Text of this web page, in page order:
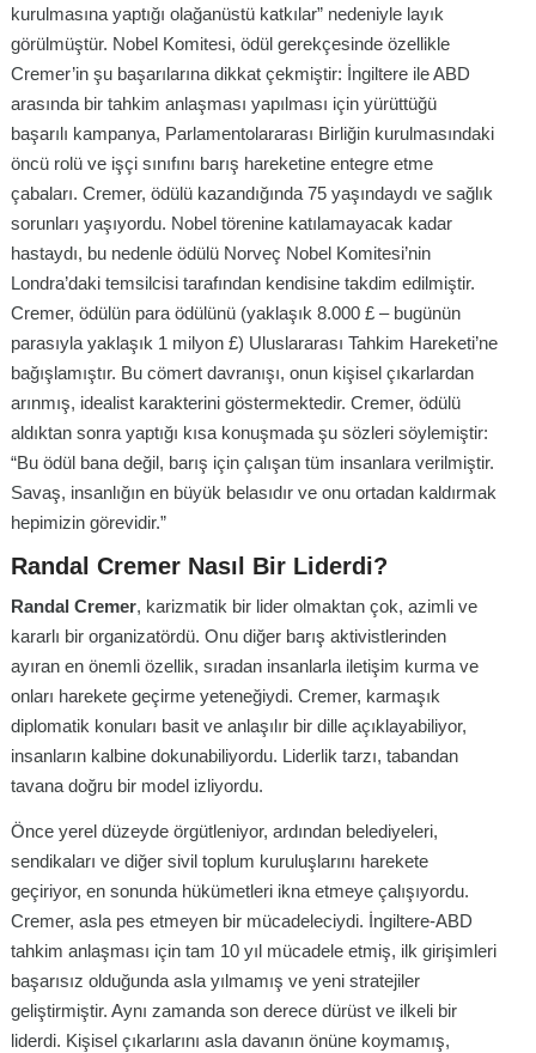
kurulmasına yaptığı olağanüstü katkılar” nedeniyle layık
görülmüştür. Nobel Komitesi, ödül gerekçesinde özellikle
Cremer’in şu başarılarına dikkat çekmiştir: İngiltere ile ABD
arasında bir tahkim anlaşması yapılması için yürüttüğü
başarılı kampanya, Parlamentolararası Birliğin kurulmasındaki
öncü rolü ve işçi sınıfını barış hareketine entegre etme
çabaları. Cremer, ödülü kazandığında 75 yaşındaydı ve sağlık
sorunları yaşıyordu. Nobel törenine katılamayacak kadar
hastaydı, bu nedenle ödülü Norveç Nobel Komitesi’nin
Londra’daki temsilcisi tarafından kendisine takdim edilmiştir.
Cremer, ödülün para ödülünü (yaklaşık 8.000 £ – bugünün
parasıyla yaklaşık 1 milyon £) Uluslararası Tahkim Hareketi’ne
bağışlamıştır. Bu cömert davranışı, onun kişisel çıkarlardan
arınmış, idealist karakterini göstermektedir. Cremer, ödülü
aldıktan sonra yaptığı kısa konuşmada şu sözleri söylemiştir:
“Bu ödül bana değil, barış için çalışan tüm insanlara verilmiştir.
Savaş, insanlığın en büyük belasıdır ve onu ortadan kaldırmak
hepimizin görevidir.”
Randal Cremer Nasıl Bir Liderdi?
Randal Cremer, karizmatik bir lider olmaktan çok, azimli ve
kararlı bir organizatördü. Onu diğer barış aktivistlerinden
ayıran en önemli özellik, sıradan insanlarla iletişim kurma ve
onları harekete geçirme yeteneğiydi. Cremer, karmaşık
diplomatik konuları basit ve anlaşılır bir dille açıklayabiliyor,
insanların kalbine dokunabiliyordu. Liderlik tarzı, tabandan
tavana doğru bir model izliyordu.
Önce yerel düzeyde örgütleniyor, ardından belediyeleri,
sendikaları ve diğer sivil toplum kuruluşlarını harekete
geçiriyor, en sonunda hükümetleri ikna etmeye çalışıyordu.
Cremer, asla pes etmeyen bir mücadeleciydi. İngiltere-ABD
tahkim anlaşması için tam 10 yıl mücadele etmiş, ilk girişimleri
başarısız olduğunda asla yılmamış ve yeni stratejiler
geliştirmiştir. Aynı zamanda son derece dürüst ve ilkeli bir
liderdi. Kişisel çıkarlarını asla davanın önüne koymamış,